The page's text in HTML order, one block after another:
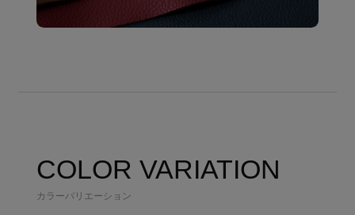
COLOR VARIATION
カラーバリエーション